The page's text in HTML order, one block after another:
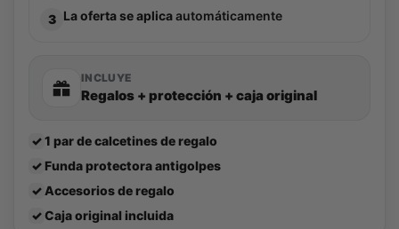
3 La oferta se aplicaautomáticamente
INCLUYE
Regalos + protección + caja original
✓1 par de calcetines de regalo
✓ Funda protectora antigolpes
✓ Accesorios de regalo
✓Caja original incluida